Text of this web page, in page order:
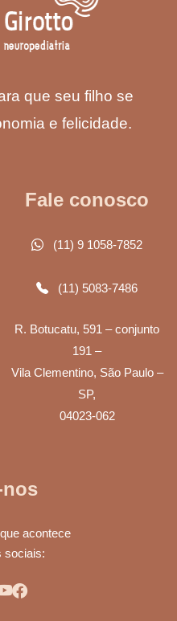
que seu filho se
e felicidade.
Fale conosco
(11) 9 1058-7852
(11) 5083-7486
R. Botucatu, 591 – conjunto
191 –
Vila Clementino, São Paulo –
SP,
04023-062
nos
acontece
sociais: